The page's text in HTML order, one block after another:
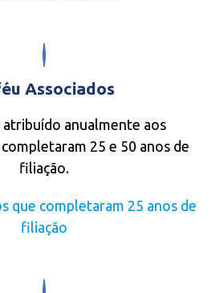
Associados
anualmente aos
25 e 50 anos de
filiação.
que completaram 25 anos de
filiação